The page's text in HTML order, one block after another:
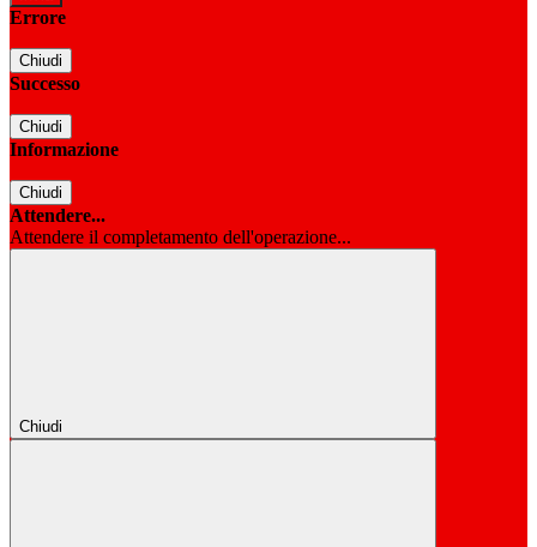
Errore
Chiudi
Successo
Chiudi
Informazione
Chiudi
Attendere...
Attendere il completamento dell'operazione...
Chiudi